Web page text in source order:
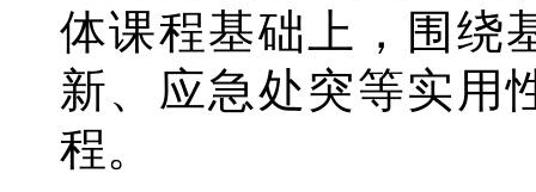
体课程基础上，围绕
新、应急处突等实用
程。